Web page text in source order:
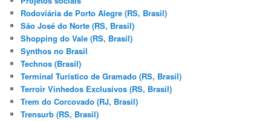
Rodoviária de Porto Alegre (RS, Brasil)
São José do Norte (RS, Brasil)
Shopping do Vale (RS, Brasil)
Synthos no Brasil
Technos (Brasil)
Terminal Turístico de Gramado (RS, Brasil)
Terroir Vinhedos Exclusivos (RS, Brasil)
Trem do Corcovado (RJ, Brasil)
Trensurb (RS, Brasil)